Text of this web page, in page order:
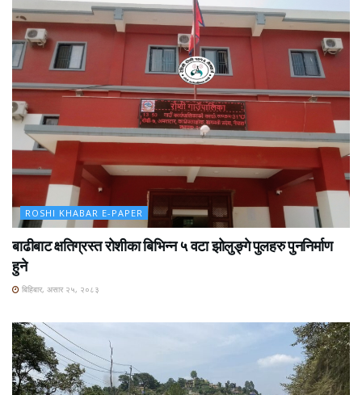
ROSHI KHABAR E-PAPER
बाढीबाट क्षतिग्रस्त रोशीका बिभिन्न ५ वटा झोलुङ्गे पुलहरु पुननिर्माण
हुने
बिहिबार, असार २५, २०८३